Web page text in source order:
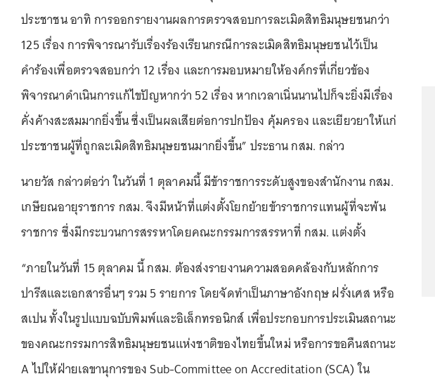
ประชาชน อาทิ การออกรายงานผลการตรวจสอบการละเมิดสิทธิมนุษยชนกว่า
125 เรื่อง การพิจารณารับเรื่องร้องเรียนกรณีการละเมิดสิทธิมนุษยชนไว้เป็น
คำร้องเพื่อตรวจสอบกว่า 12 เรื่อง และการมอบหมายให้องค์กรที่เกี่ยวข้อง
พิจารณาดำเนินการแก้ไขปัญหากว่า 52 เรื่อง หากเวลาเนิ่นนานไปก็จะยิ่งมีเรื่อง
คั่งค้างสะสมมากยิ่งขึ้น ซึ่งเป็นผลเสียต่อการปกป้อง คุ้มครอง และเยียวยาให้แก่
ประชาชนผู้ที่ถูกละเมิดสิทธิมนุษยชนมากยิ่งขึ้น” ประธาน กสม. กล่าว
นายวัส กล่าวต่อว่า ในวันที่ 1 ตุลาคมนี้ มีข้าราชการระดับสูงของสำนักงาน กสม.
เกษียณอายุราชการ กสม. จึงมีหน้าที่แต่งตั้งโยกย้ายข้าราชการแทนผู้ที่จะพ้น
ราชการ ซึ่งมีกระบวนการสรรหาโดยคณะกรรมการสรรหาที่ กสม. แต่งตั้ง
“ภายในวันที่ 15 ตุลาคม นี้ กสม. ต้องส่งรายงานความสอดคล้องกับหลักการ
ปารีสและเอกสารอื่นๆ รวม 5 รายการ โดยจัดทำเป็นภาษาอังกฤษ ฝรั่งเศส หรือ
สเปน ทั้งในรูปแบบฉบับพิมพ์และอิเล็กทรอนิกส์ เพื่อประกอบการประเมินสถานะ
ของคณะกรรมการสิทธิมนุษยชนแห่งชาติของไทยขึ้นใหม่ หรือการขอคืนสถานะ
A ไปให้ฝ่ายเลขานุการของ Sub-Committee on Accreditation (SCA) ใน